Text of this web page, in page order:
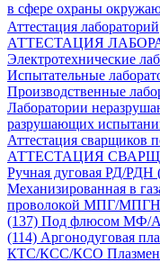
в сфере охраны
Аттестация лабораторий
АТТЕСТАЦИЯ
Электротехнические
Испытательные
Производственные
Лаборатории
разрушающих
Аттестация
АТТЕСТАЦИЯ
Ручная дуговая РД/РДН
Механизированная в
проволокой МПГ/МПГН
(137) Под флюсом МФ/
(114) Аргонодуговая
КТС/КСС/КСО